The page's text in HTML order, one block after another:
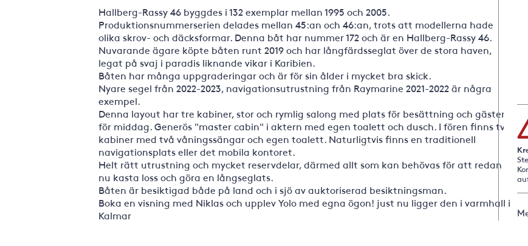
Hallberg-Rassy 46 byggdes i 132 exemplar mellan 1995 och 2005.
Produktionsnummerserien delades mellan 45:an och 46:an, trots att modellerna hade
olika skrov- och däcksformar. Denna båt har nummer 172 och är en Hallberg-Rassy 46.
Nuvarande ägare köpte båten runt 2019 och har långfärdsseglat över de stora haven,
legat på svaj i paradis liknande vikar i Karibien.
Båten har många uppgraderingar och är för sin ålder i mycket bra skick.
Nyare segel från 2022-2023, navigationsutrustning från Raymarine 2021-2022 är några
exempel.
Denna layout har tre kabiner, stor och rymlig salong med plats för besättning och gäster
för middag. Generös "master cabin" i aktern med egen toalett och dusch. I fören finns två
kabiner med två våningssängar och egen toalett. Naturligtvis finns en traditionell
navigationsplats eller det mobila kontoret.
Helt rätt utrustning och mycket reservdelar, därmed allt som kan behövas för att redan
nu kasta loss och göra en långseglats.
Båten är besiktigad både på land och i sjö av auktoriserad besiktningsman.
Boka en visning med Niklas och upplev Yolo med egna ögon! just nu ligger den i varmhall i
Kalmar